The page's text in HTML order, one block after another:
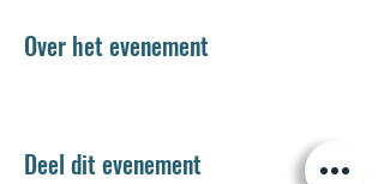
Over het evenement
Deel dit evenement